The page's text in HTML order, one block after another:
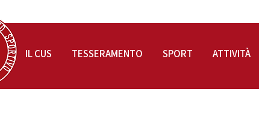
IL CUS TESSERAMENTO SPORT ATTIVITÀ